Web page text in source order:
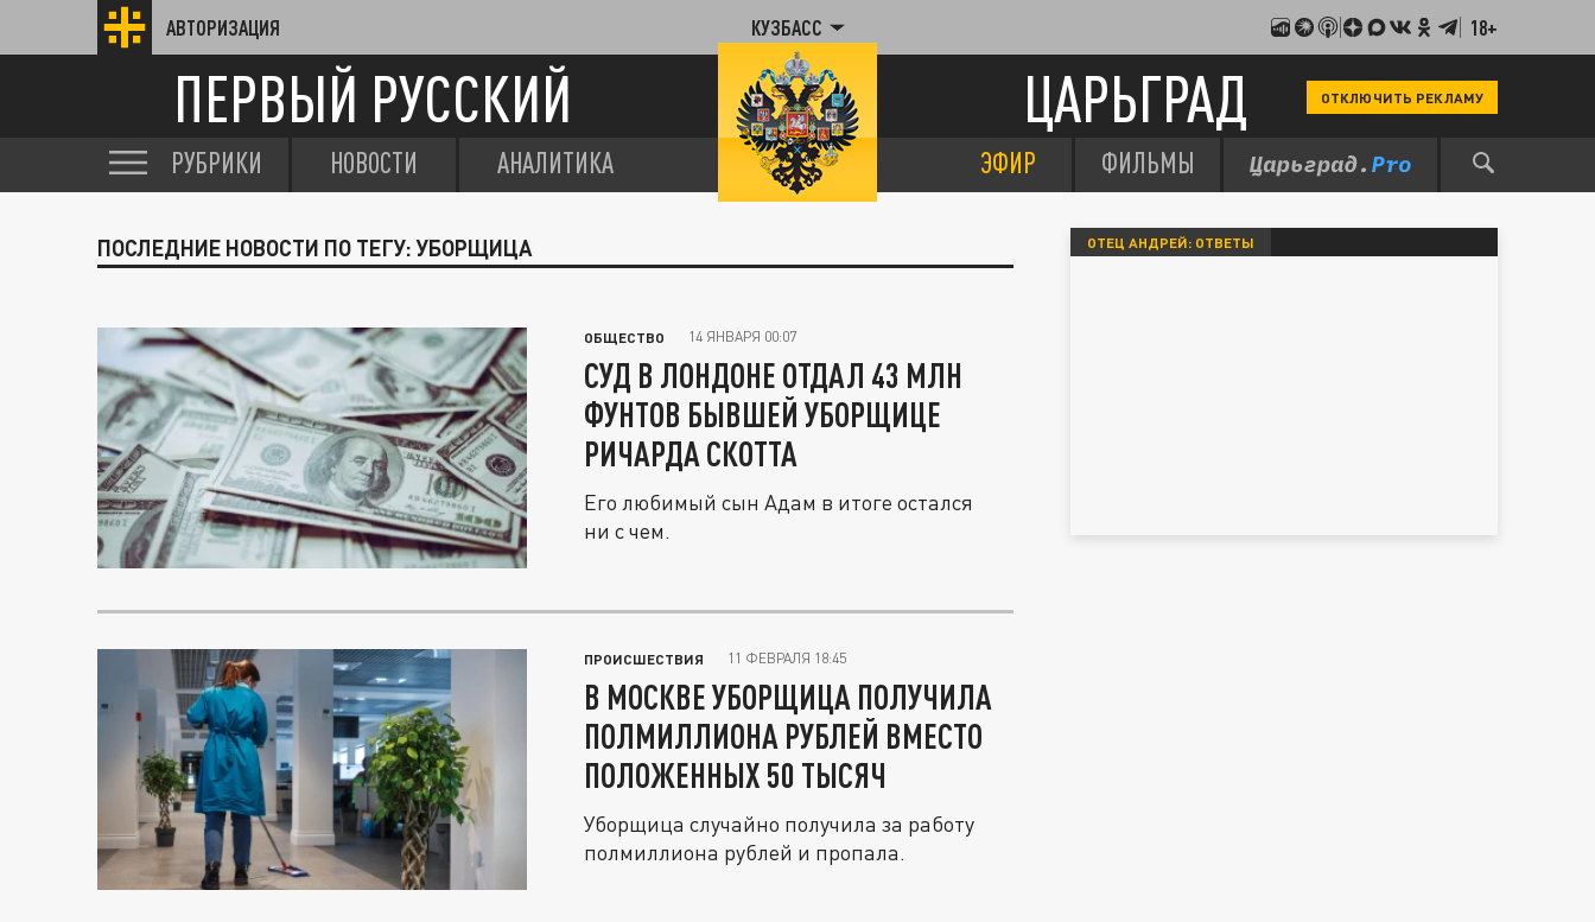
АВТОРИЗАЦИЯ КУЗБАСС 18+
ПЕРВЫЙ РУССКИЙ ЦАРЬГРАД ОТКЛЮЧИТЬ РЕКЛАМУ
РУБРИКИ НОВОСТИ АНАЛИТИКА ЭФИР ФИЛЬМЫ
ПОСЛЕДНИЕ НОВОСТИ ПО ТЕГУ: УБОРЩИЦА
ОБЩЕСТВО 14 ЯНВАРЯ 00:07
СУД В ЛОНДОНЕ ОТДАЛ 43 МЛН
ФУНТОВ БЫВШЕЙ УБОРЩИЦЕ
РИЧАРДА СКОТТА
Его любимый сын Адам в итоге остался
ни с чем.
ПРОИСШЕСТВИЯ 11 ФЕВРАЛЯ 18:45
В МОСКВЕ УБОРЩИЦА ПОЛУЧИЛА
ПОЛМИЛЛИОНА РУБЛЕЙ ВМЕСТО
ПОЛОЖЕННЫХ 50 ТЫСЯЧ
Уборщица случайно получила за работу
полмиллиона рублей и пропала.
ОТЕЦ АНДРЕЙ: ОТВЕТЫ